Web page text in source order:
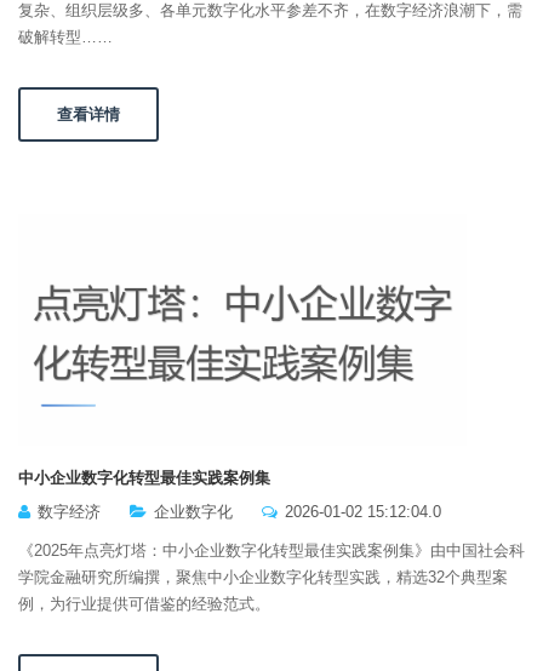
复杂、组织层级多、各单元数字化水平参差不齐，在数字经济浪潮下，需
破解转型……
查看详情
中小企业数字化转型最佳实践案例集
数字经济
企业数字化 2026-01-02 15:12:04.0
《2025年点亮灯塔：中小企业数字化转型最佳实践案例集》由中国社会科
学院金融研究所编撰，聚焦中小企业数字化转型实践，精选32个典型案
例，为行业提供可借鉴的经验范式。